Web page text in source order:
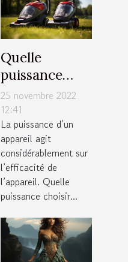
Quelle
puissance
choisir pour
un aspirateur
sans sac ?
25 novembre 2022
12:41
La puissance d’un
appareil agit
considérablement sur
l’efficacité de
l’appareil. Quelle
puissance choisir...